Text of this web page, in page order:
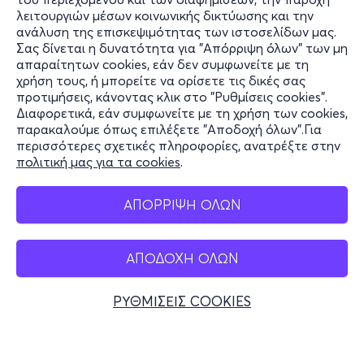
λειτουργιών μέσων κοινωνικής δικτύωσης και την
ανάλυση της επισκεψιμότητας των ιστοσελίδων μας.
Σας δίνεται η δυνατότητα για "Απόρριψη όλων" των μη
απαραίτητων cookies, εάν δεν συμφωνείτε με τη
χρήση τους, ή μπορείτε να ορίσετε τις δικές σας
προτιμήσεις, κάνοντας κλικ στο "Ρυθμίσεις cookies".
Διαφορετικά, εάν συμφωνείτε με τη χρήση των cookies,
παρακαλούμε όπως επιλέξετε "Αποδοχή όλων".Για
περισσότερες σχετικές πληροφορίες, ανατρέξτε στην
πολιτική μας για τα cookies.
ΑΠΟΡΡΙΨΗ ΟΛΩΝ
ΑΠΟΔΟΧΗ ΟΛΩΝ
ΡΥΘΜΙΣΕΙΣ COOKIES
τιμή για το πρώτο παιδί παραμένει στα 110€).
Στην περίπτωση που δικαιούστε τη συγκεκριμένη έκπτωση
συμμετοχής οι εγγραφές πραγματοποιούνται αποκλειστικά
στα ταμεία του Βασιλικού θεάτρου.
Περισσότερες πληροφορίες θα βρείτεεδώ.
Πληροφορίες
Υποστήριξη
Stay Connected
Mobile app